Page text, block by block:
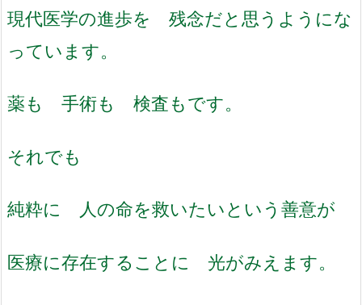
現代医学の進歩を 残念だと思うようにな
っています。
薬も 手術も 検査もです。
それでも
純粋に 人の命を救いたいという善意が
医療に存在することに 光がみえます。